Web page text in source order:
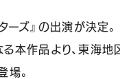
ズ』の出演が決定。
本作品より、東海地
場。